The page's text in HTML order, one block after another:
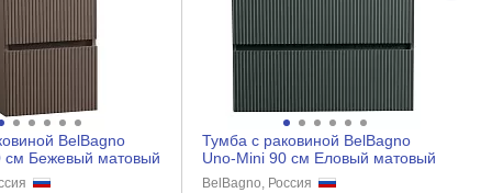
BelBagno
см Бежевый матовый
Тумба с раковиной BelBagno
Uno-Mini 90 см Еловый матовый
BelBagno, Россия